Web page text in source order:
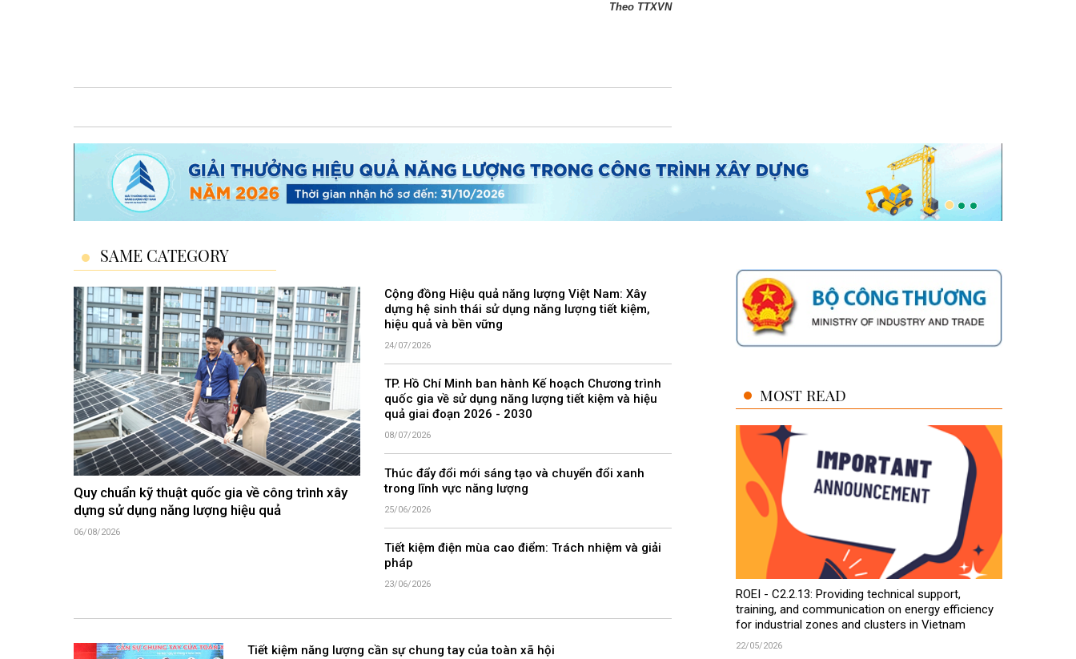
Theo TTXVN
SAME CATEGORY
Quy chuẩn kỹ thuật quốc gia về công trình xây
dựng sử dụng năng lượng hiệu quả
06/08/2026
Cộng đồng Hiệu quả năng lượng Việt Nam: Xây
dựng hệ sinh thái sử dụng năng lượng tiết kiệm,
hiệu quả và bền vững
24/07/2026
TP. Hồ Chí Minh ban hành Kế hoạch Chương trình
quốc gia về sử dụng năng lượng tiết kiệm và hiệu
quả giai đoạn 2026 - 2030
08/07/2026
Thúc đẩy đổi mới sáng tạo và chuyển đổi xanh
trong lĩnh vực năng lượng
25/06/2026
Tiết kiệm điện mùa cao điểm: Trách nhiệm và giải
pháp
23/06/2026
Tiết kiệm năng lượng cần sự chung tay của toàn xã hội
MOST READ
ROEI - C2.2.13: Providing technical support,
training, and communication on energy efficiency
for industrial zones and clusters in Vietnam
22/05/2026